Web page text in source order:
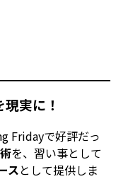
実に！
Fridayで好評だっ
を、習い事として
スとして提供しま